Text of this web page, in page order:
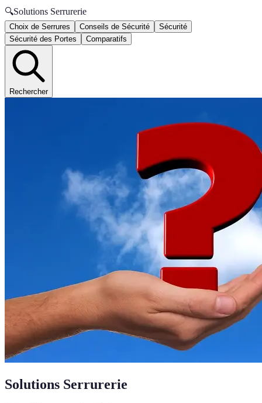
🔍Solutions Serrurerie
Choix de Serrures Conseils de Sécurité
Sécurité
Sécurité des Portes
Comparatifs
Rechercher
Solutions Serrurerie